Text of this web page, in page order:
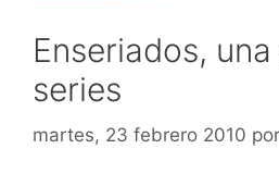
Enseriados,
series
martes, 23 febrero 2010 por